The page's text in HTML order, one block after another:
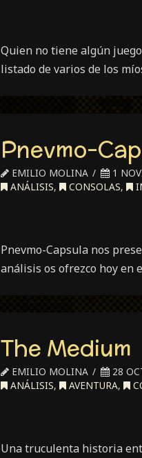
Quien no tiene algún
listado de varios de los
Pnevmo-
EMILIO MOLINA
1
ANÁLISIS, CONSOLAS,
Pnevmo-Capsula nos
análisis os ofrezco hoy en
The Medium
EMILIO MOLINA
28
ANÁLISIS, AVENTURA,
Una truculenta historia